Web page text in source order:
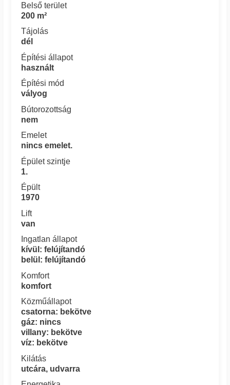
Belső terület
200 m²
Tájolás
dél
Építési állapot
használt
Építési mód
vályog
Bútorozottság
nem
Emelet
nincs emelet.
Épület szintje
1.
Épült
1970
Lift
van
Ingatlan állapot
kívül: felújítandó
belül: felújítandó
Komfort
komfort
Közműállapot
csatorna: bekötve
gáz: nincs
villany: bekötve
víz: bekötve
Kilátás
utcára, udvarra